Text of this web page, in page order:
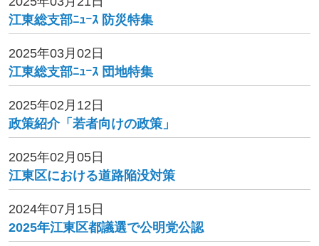
江東総支部ﾆｭｰｽ 防災特集
2025年03月02日
江東総支部ﾆｭｰｽ 団地特集
2025年02月12日
政策紹介「若者向けの政策」
2025年02月05日
江東区における道路陥没対策
2024年07月15日
2025年江東区都議選で公明党公認